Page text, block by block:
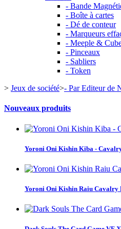
- Bande
- Boîte à cartes
- Dé de conteur
- Marqueurs
- Meeple &
- Pinceaux
- Sabliers
- Token
> Jeux de société>- Par Editeur de
Nouveaux produits
Yoroni Oni Kishin Kiba -
Yoroni Oni Kishin Raiu Cavalry